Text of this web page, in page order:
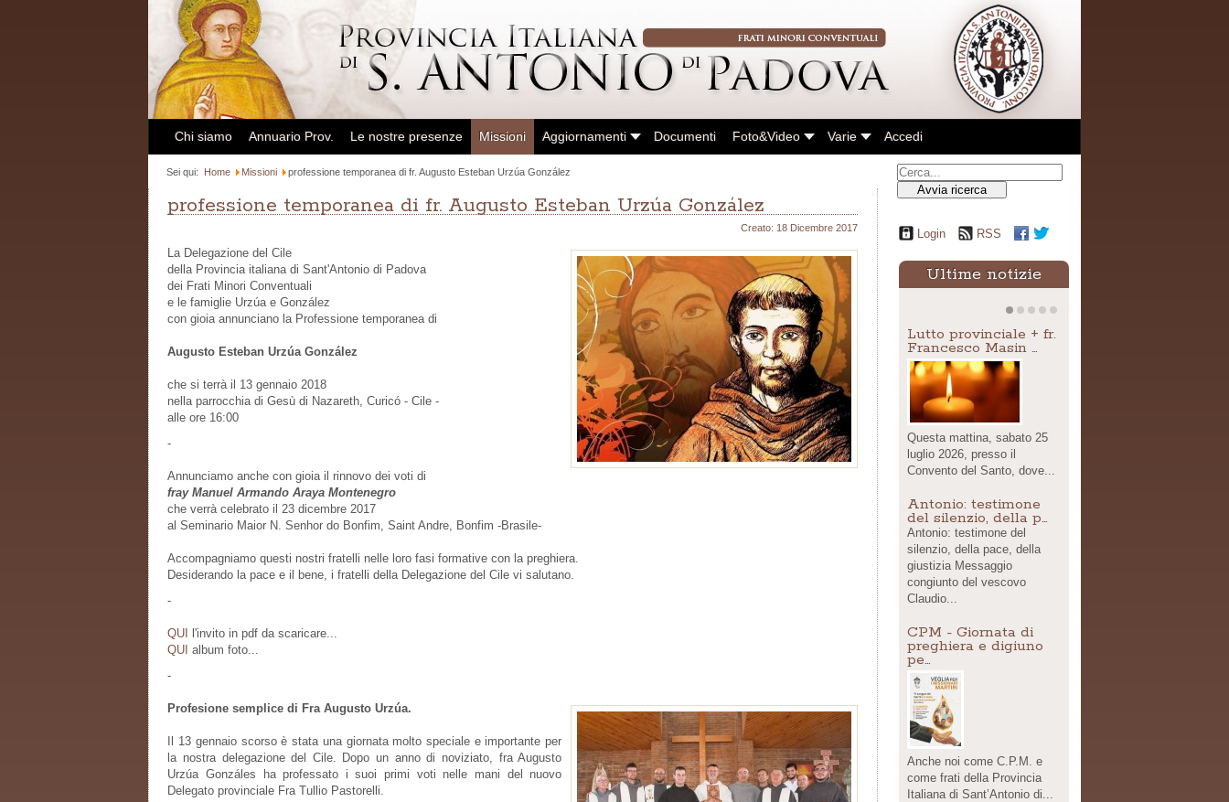
Chi siamo Annuario Prov. Le nostre presenze Missioni Aggiornamenti Documenti Foto&Video Varie Accedi
Avvia ricerca
Sei qui: Home Missioni professione temporanea di fr. Augusto Esteban Urzúa González
professione temporanea di fr. Augusto Esteban Urzúa González
Creato: 18 Dicembre 2017
La Delegazione del Cile
della Provincia italiana di Sant'Antonio di Padova
dei Frati Minori Conventuali
e le famiglie Urzúa e González
con gioia annunciano la Professione temporanea di
Augusto Esteban Urzúa González
che si terrà il 13 gennaio 2018
nella parrocchia di Gesù di Nazareth, Curicó - Cile -
alle ore 16:00
-
Annunciamo anche con gioia il rinnovo dei voti di
fray Manuel Armando Araya Montenegro
che verrà celebrato il 23 dicembre 2017
al Seminario Maior N. Senhor do Bonfim, Saint Andre, Bonfim -Brasile-
Accompagniamo questi nostri fratelli nelle loro fasi formative con la preghiera.
Desiderando la pace e il bene, i fratelli della Delegazione del Cile vi salutano.
-
QUI
l'invito in pdf da scaricare...
QUI album foto...
-
Profesione semplice di Fra Augusto Urzúa.
Il 13 gennaio scorso è stata una giornata molto speciale e importante per
la nostra delegazione del Cile. Dopo un anno di noviziato, fra Augusto
Urzúa Gonzáles ha professato i suoi primi voti nelle mani del nuovo
Delegato provinciale Fra Tullio Pastorelli.
Login RSS
Ultime notizie
Lutto provinciale + fr.
Francesco Masin …
Questa mattina, sabato 25
luglio 2026, presso il
Convento del Santo, dove...
Antonio: testimone
del silenzio, della p…
Antonio: testimone del
silenzio, della pace, della
giustizia Messaggio
congiunto del vescovo
Claudio...
CPM - Giornata di
preghiera e digiuno
pe…
Anche noi come C.P.M. e
come frati della Provincia
Italiana di Sant’Antonio di...